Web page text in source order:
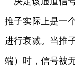
推子实际上是一
进行衰减。当推
端）时，信号被